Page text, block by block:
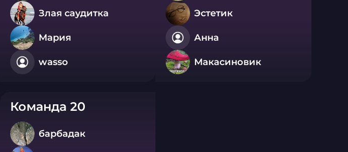
Злая саудитка
Мария
wasso
Эстетик
Анна
Макасиновик
Команда 20
барбадак